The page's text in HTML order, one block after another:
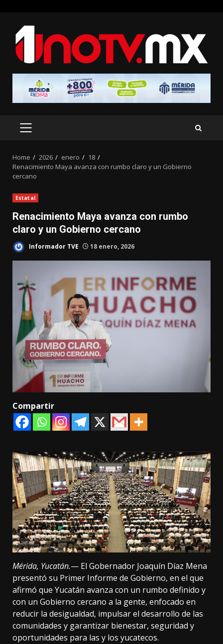
content
PRIMARY
Home 2026 enero
18
Renacimiento Maya avanza con rumbo claro y un Gobierno
cercano
Estatal
Renacimiento Maya avanza con rumbo
claro y un Gobierno cercano
Informador TVE 18 enero, 2026
Compartir
Mérida, Yucatán.— El Gobernador Joaquín Díaz Mena
presentó su Primer Informe de Gobierno, en el que
afirmó que Yucatán avanza con un rumbo definido y
con un Gobierno cercano a la gente, enfocado en
reducir la desigualdad, impulsar el desarrollo de las
comunidades y garantizar bienestar, seguridad y
oportunidades para las y los yucatecos.